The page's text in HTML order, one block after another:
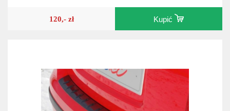
120,- zł Kupić